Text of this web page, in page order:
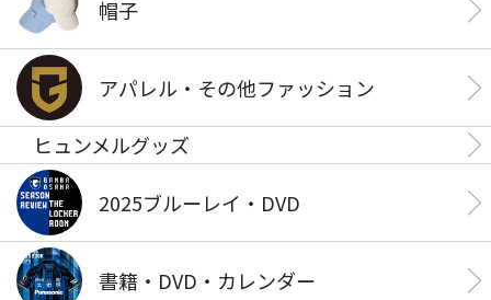
帽子
アパレル・その他ファッション
ヒュンメルグッズ
2025ブルーレイ・DVD
書籍・DVD・カレンダー